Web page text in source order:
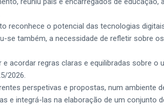
reconhece o potencial das tecnologias
se também, a necessidade de refletir sobre
acordar regras claras e equilibradas sobre
2026.
perspetivas e propostas, num
e integrá-las na elaboração de um